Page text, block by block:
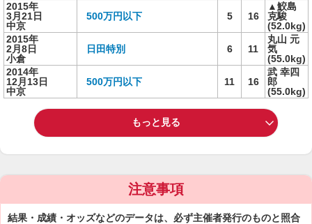
2015年
3月21日
中京
500万円以下 5 16
▲鮫島
克駿
(52.0kg)
2015年
2月8日
小倉
日田特別 6 11
丸山 元
気
(55.0kg)
2014年
12月13日
中京
500万円以下 11 16
武 幸四
郎
(55.0kg)
もっと見る
注意事項
結果・成績・オッズなどのデータは、必ず主催者発行のものと照合